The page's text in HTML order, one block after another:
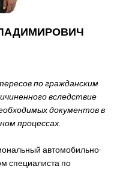
по гражданским
вследствие
документов в
процессах.
автомобильно-
специалиста по